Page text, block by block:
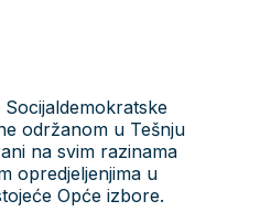
održanom u Tešnju
na svim razinama
opredjeljenjima u
Opće izbore.